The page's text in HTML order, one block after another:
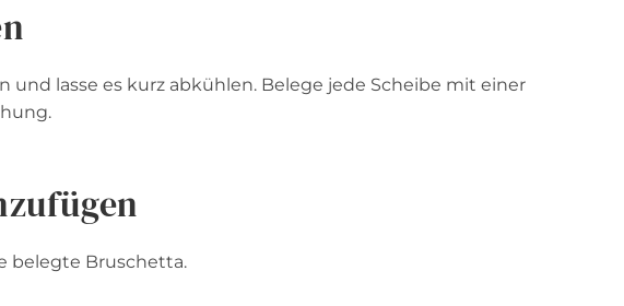
und lasse es kurz abkühlen. Belege jede Scheibe mit einer
belegte Bruschetta.